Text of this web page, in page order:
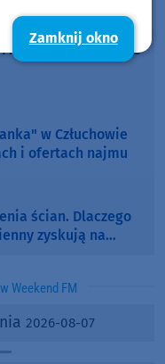
stronastrona
- poranny konkurs
w Człuchowie
i ofertach najmu
ścian. Dlaczego
zyskują na
Weekend FM
2026-08-07
Zamknij okno